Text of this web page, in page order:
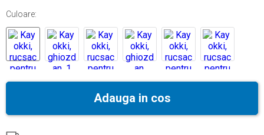
Culoare:
Adauga in cos